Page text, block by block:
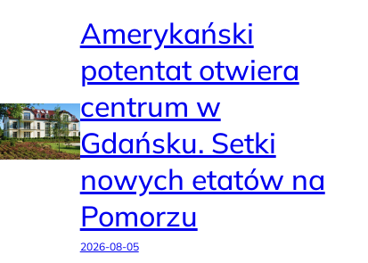
Amerykański
potentat otwiera
centrum w
Gdańsku. Setki
nowych etatów na
Pomorzu
2026-08-05